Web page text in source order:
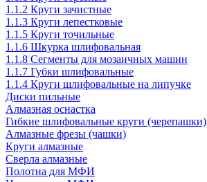
1.1.2 Круги зачистные
1.1.3 Круги лепестковые
1.1.5 Круги точильные
1.1.6 Шкурка шлифовальная
1.1.8 Сегменты для мозаичных машин
1.1.7 Губки шлифовальные
1.1.4 Круги шлифовальные на липучке
Диски пильные
Алмазная оснастка
Гибкие шлифовальные круги (черепашки)
Алмазные фрезы (чашки)
Круги алмазные
Сверла алмазные
Полотна для МФИ